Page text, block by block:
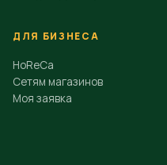
ДЛЯ БИЗНЕСА
HoReCa
Сетям магазинов
Моя заявка